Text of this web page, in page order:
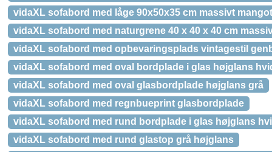
vidaXL sofabord med låge 90x50x35 cm massivt
vidaXL sofabord med naturgrene 40 x 40 x 40 cm
vidaXL sofabord med opbevaringsplads vintagestil
vidaXL sofabord med oval bordplade i glas højglans
vidaXL sofabord med oval glasbordplade højglans grå
vidaXL sofabord med regnbueprint glasbordplade
vidaXL sofabord med rund bordplade i glas højglans
vidaXL sofabord med rund glastop grå højglans